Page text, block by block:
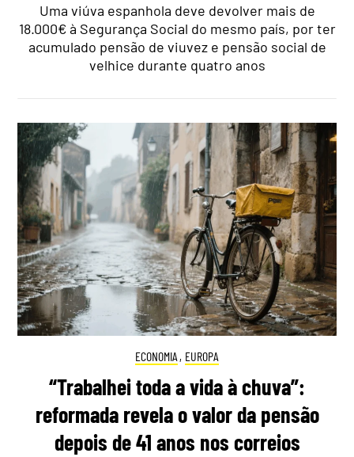
Uma viúva espanhola deve devolver mais de
18.000€ à Segurança Social do mesmo país, por ter
acumulado pensão de viuvez e pensão social de
velhice durante quatro anos
ECONOMIA , EUROPA
“Trabalhei toda a vida à chuva”:
reformada revela o valor da pensão
depois de 41 anos nos correios